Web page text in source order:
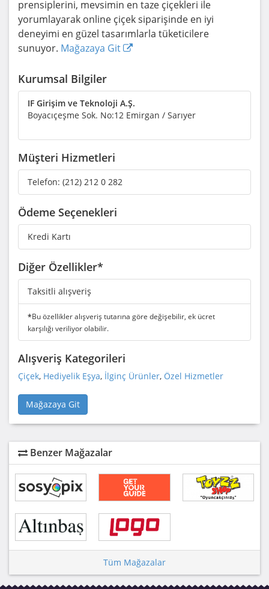
prensiplerini, mevsimin en taze çiçekleri ile
yorumlayarak online çiçek siparişinde en iyi
deneyimi en güzel tasarımlarla tüketicilere
sunuyor. Mağazaya Git
Kurumsal Bilgiler
IF Girişim ve Teknoloji A.Ş.
Boyacıçeşme Sok. No:12 Emirgan / Sarıyer
Müşteri Hizmetleri
Telefon: (212) 212 0 282
Ödeme Seçenekleri
Kredi Kartı
Diğer Özellikler*
Taksitli alışveriş
*Bu özellikler alışveriş tutarına göre değişebilir, ek ücret
karşılığı veriliyor olabilir.
Alışveriş Kategorileri
Çiçek, Hediyelik Eşya, İlginç Ürünler, Özel Hizmetler
Mağazaya Git
Benzer Mağazalar
Tüm Mağazalar